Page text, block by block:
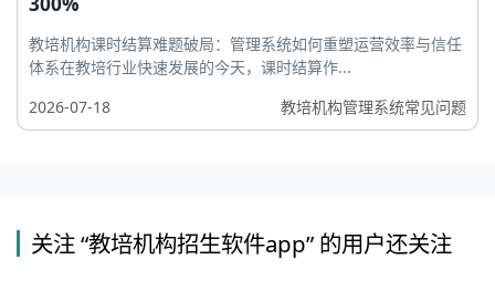
教培机构课时结算难题破局：管理系统如何重塑运营效率与信任
体系在教培行业快速发展的今天，课时结算作...
2026-07-18
教培机构管理系统常见问题
关注 “教培机构招生软件app” 的用户还关注